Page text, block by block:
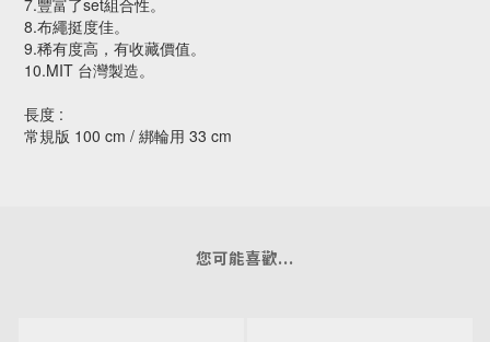
7.豐富了set組合性。
8.布繩挺度佳。
9.稀有度高，有收藏價值。
10.MIT 台灣製造。
長度 :
常規版 100 cm / 綁輪用 33 cm
您可能喜歡...